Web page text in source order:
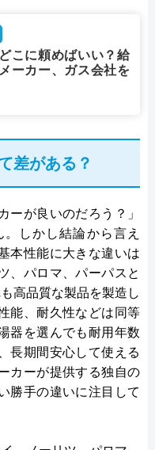
こに頼めばいい？給
ーカー、ガス会社を
差がある？
ーが良いのだろう？」
しかし結論から言え
本性能に大きな違いは
、パロマ、パーパスと
高品質な製品を製造し
能、耐久性などは同等
器を選んでも耐用年数
長期間安心して使える
カーが提供する独自の
勝手の違いに注目して